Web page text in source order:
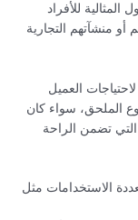
للأفراد
منشآتهم التجارية
العميل
الملحق، سواء كان
التي تضمن الراحة
الاستخدامات مثل